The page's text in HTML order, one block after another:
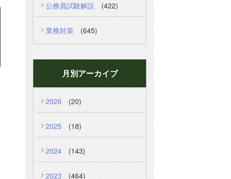
公務員試験解説 (422)
業務対策 (645)
月別アーカイブ
2026 (20)
2025 (18)
2024 (143)
2023 (464)